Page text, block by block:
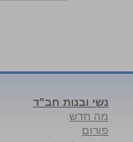
נשי ובנות חב"ד
מה חדש
פורום